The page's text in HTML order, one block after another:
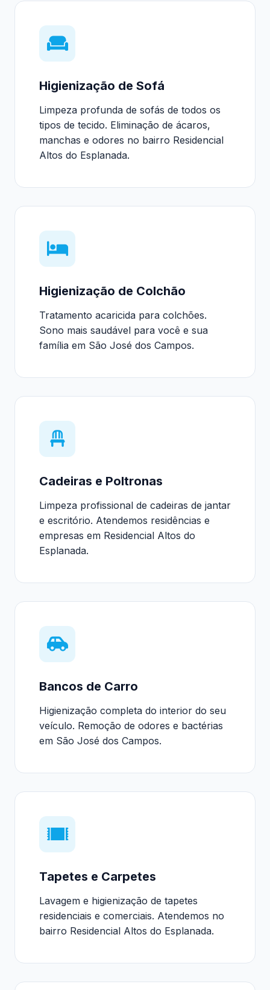
Higienização de Sofá
Limpeza profunda de sofás de todos os
tipos de tecido. Eliminação de ácaros,
manchas e odores no bairro Residencial
Altos do Esplanada.
Higienização de Colchão
Tratamento acaricida para colchões.
Sono mais saudável para você e sua
família em São José dos Campos.
Cadeiras e Poltronas
Limpeza profissional de cadeiras de jantar
e escritório. Atendemos residências e
empresas em Residencial Altos do
Esplanada.
Bancos de Carro
Higienização completa do interior do seu
veículo. Remoção de odores e bactérias
em São José dos Campos.
Tapetes e Carpetes
Lavagem e higienização de tapetes
residenciais e comerciais. Atendemos no
bairro Residencial Altos do Esplanada.